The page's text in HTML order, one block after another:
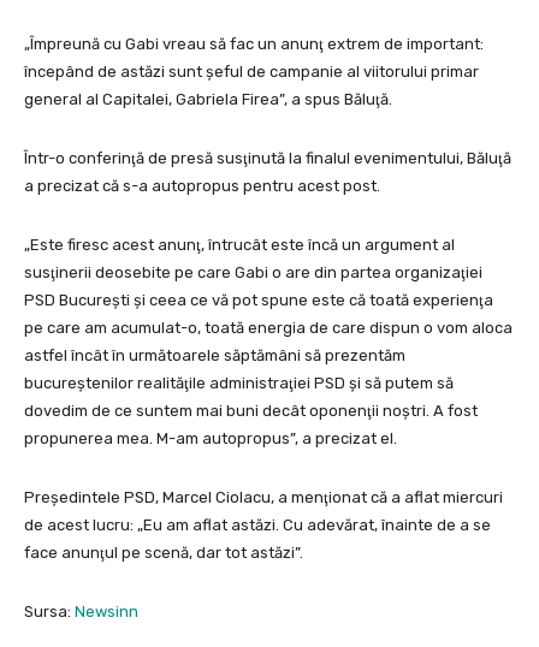
„Împreună cu Gabi vreau să fac un anunţ extrem de important:
începând de astăzi sunt şeful de campanie al viitorului primar
general al Capitalei, Gabriela Firea”, a spus Băluţă.
Într-o conferinţă de presă susţinută la finalul evenimentului, Băluţă
a precizat că s-a autopropus pentru acest post.
„Este firesc acest anunţ, întrucât este încă un argument al
susţinerii deosebite pe care Gabi o are din partea organizaţiei
PSD Bucureşti şi ceea ce vă pot spune este că toată experienţa
pe care am acumulat-o, toată energia de care dispun o vom aloca
astfel încât în următoarele săptămâni să prezentăm
bucureştenilor realităţile administraţiei PSD şi să putem să
dovedim de ce suntem mai buni decât oponenţii noştri. A fost
propunerea mea. M-am autopropus”, a precizat el.
Preşedintele PSD, Marcel Ciolacu, a menţionat că a aflat miercuri
de acest lucru: „Eu am aflat astăzi. Cu adevărat, înainte de a se
face anunţul pe scenă, dar tot astăzi”.
Sursa: Newsinn